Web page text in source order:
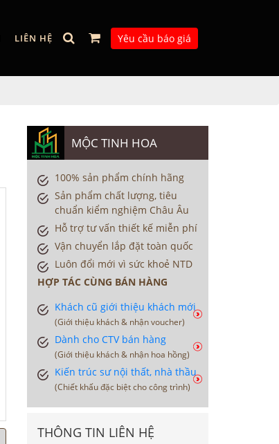
LIÊN HỆ Yêu cầu báo giá
MỘC TINH HOA
100% sản phẩm chính hãng
Sản phẩm chất lượng, tiêu
chuẩn kiểm nghiệm Châu Âu
Hỗ trợ tư vấn thiết kế miễn phí
Vận chuyển lắp đặt toàn quốc
Luôn đổi mới vì sức khoẻ NTD
HỢP TÁC CÙNG BÁN HÀNG
Khách cũ giới thiệu khách mới
(Giới thiệu khách & nhận voucher)
Dành cho CTV bán hàng
(Giới thiệu khách & nhận hoa hồng)
Kiến trúc sư nội thất, nhà thầu
(Chiết khấu đặc biệt cho công trình)
THÔNG TIN LIÊN HỆ